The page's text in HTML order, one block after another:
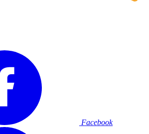
Facebook